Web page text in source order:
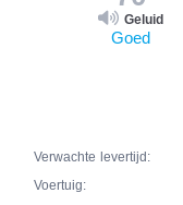
Geluid
Goed
Verwachte levertijd:
Voertuig: